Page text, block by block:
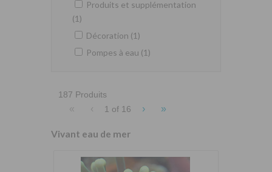
Produits et supplémentation
(1)
Décoration (1)
Pompes à eau (1)
187 Produits
« ‹ 1 of 16 › »
Vivant eau de mer